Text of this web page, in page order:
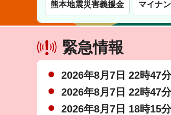
熊本地震災害義援金 マイナ
緊急情報
2026年8月7日 22時47
2026年8月7日 22時47
2026年8月7日 18時15